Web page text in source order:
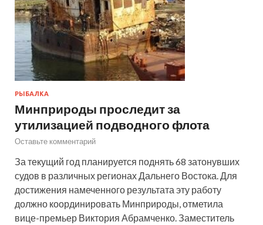
РЫБАЛКА
Минприроды проследит за
утилизацией подводного флота
Оставьте комментарий
За текущий год планируется поднять 68 затонувших
судов в различных регионах Дальнего Востока. Для
достижения намеченного результата эту работу
должно координировать Минприроды, отметила
вице-премьер Виктория Абрамченко. Заместитель